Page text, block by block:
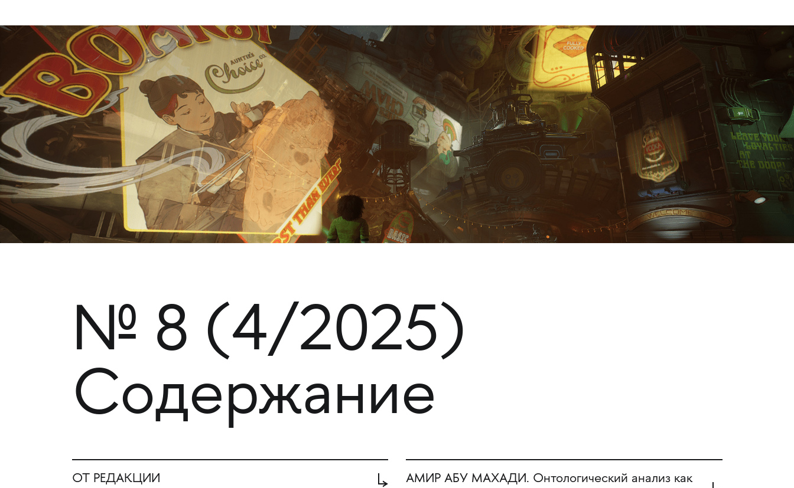
№ 8 (4/2025)
Содержание
ОТ РЕДАКЦИИ
АМИР АБУ МАХАДИ. Онтологический анализ как